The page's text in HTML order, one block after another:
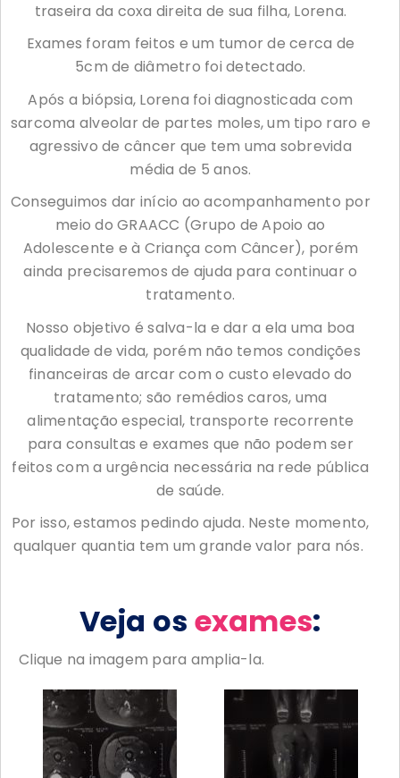
traseira da coxa direita de sua filha, Lorena.
Exames foram feitos e um tumor de cerca de
5cm de diâmetro foi detectado.
Após a biópsia, Lorena foi diagnosticada com
sarcoma alveolar de partes moles, um tipo raro e
agressivo de câncer que tem uma sobrevida
média de 5 anos.
Conseguimos dar início ao acompanhamento por
meio do GRAACC (Grupo de Apoio ao
Adolescente e à Criança com Câncer), porém
ainda precisaremos de ajuda para continuar o
tratamento.
Nosso objetivo é salva-la e dar a ela uma boa
qualidade de vida, porém não temos condições
financeiras de arcar com o custo elevado do
tratamento; são remédios caros, uma
alimentação especial, transporte recorrente
para consultas e exames que não podem ser
feitos com a urgência necessária na rede pública
de saúde.
Por isso, estamos pedindo ajuda. Neste momento,
qualquer quantia tem um grande valor para nós.
Veja os exames:
Clique na imagem para amplia-la.